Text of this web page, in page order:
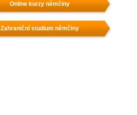
Online kurzy němčiny
Zahraniční studium němčiny